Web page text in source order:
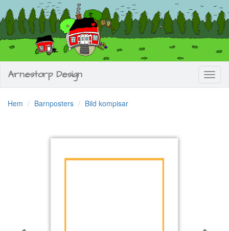
Arnestorp Design
Hem Barnposters Bild kompisar